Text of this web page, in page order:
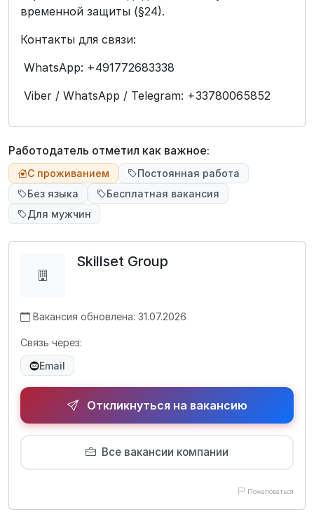
временной защиты (§24).
Контакты для связи:
WhatsApp: +491772683338
Viber / WhatsApp / Telegram: +33780065852
Работодатель отметил как важное:
С проживанием
Постоянная работа
Без языка
Бесплатная вакансия
Для мужчин
Skillset Group
Вакансия обновлена: 31.07.2026
Связь через:
Email
Откликнуться на вакансию
Все вакансии компании
Пожаловаться